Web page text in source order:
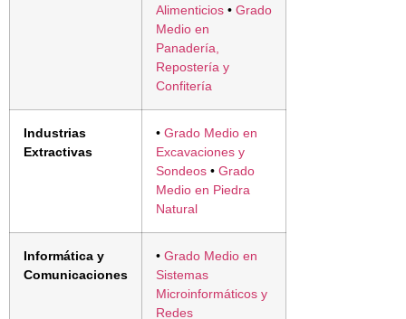
Alimenticios • Grado
Medio en
Panadería,
Repostería y
Confitería
Industrias
Extractivas
• Grado Medio en
Excavaciones y
Sondeos • Grado
Medio en Piedra
Natural
Informática y
Comunicaciones
• Grado Medio en
Sistemas
Microinformáticos y
Redes